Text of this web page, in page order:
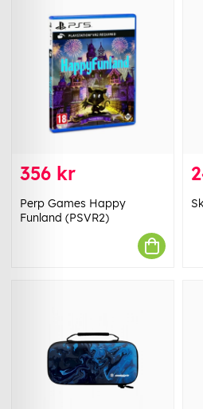
356 kr
Perp Games Happy
Funland (PSVR2)